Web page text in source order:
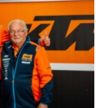
Kosak